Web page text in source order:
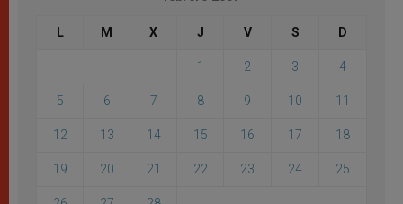
L M X J V S D
1 2 3 4
5 6 7 8 9 10 11
12 13 14 15 16 17 18
19 20 21 22 23 24 25